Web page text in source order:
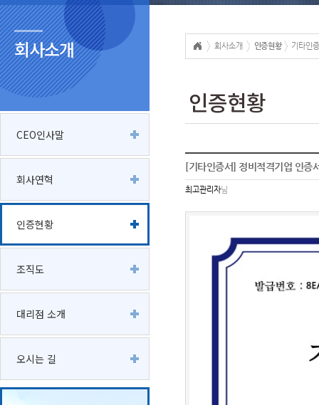
회사소개
CEO인사말
회사연혁
인증현황
조직도
대리점 소개
오시는 길
회사소개 인증현황 기타인
인증현황
[기타인증서] 정비적격기업 인증
최고관리자님